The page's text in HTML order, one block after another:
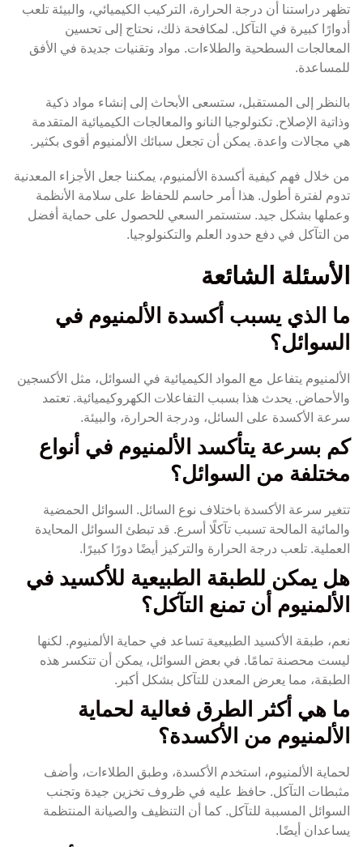
تظهر دراستنا أن درجة الحرارة، التركيب الكيميائي، والبيئة تلعب
أدوارًا كبيرة في التآكل. لمكافحة ذلك، نحتاج إلى تحسين
المعالجات السطحية والطلاءات. مواد وتقنيات جديدة في الأفق
للمساعدة.
بالنظر إلى المستقبل، ستسعى الأبحاث إلى إنشاء مواد ذكية
وذاتية الإصلاح. تكنولوجيا النانو والمعالجات الكيميائية المتقدمة
هي مجالات واعدة. يمكن أن تجعل سبائك الألمنيوم أقوى بكثير.
من خلال فهم كيفية أكسدة الألمنيوم، يمكننا جعل الأجزاء المعدنية
تدوم لفترة أطول. هذا أمر حاسم للحفاظ على سلامة الأنظمة
وعملها بشكل جيد. ستستمر السعي للحصول على حماية أفضل
من التآكل في دفع حدود العلم والتكنولوجيا.
الأسئلة الشائعة
ما الذي يسبب أكسدة الألمنيوم في
السوائل؟
الألمنيوم يتفاعل مع المواد الكيميائية في السوائل، مثل الأكسجين
والأحماض. يحدث هذا بسبب التفاعلات الكهروكيميائية. تعتمد
سرعة الأكسدة على السائل، ودرجة الحرارة، والبيئة.
كم بسرعة يتأكسد الألمنيوم في أنواع
مختلفة من السوائل؟
تتغير سرعة الأكسدة باختلاف نوع السائل. السوائل الحمضية
والمائية المالحة تسبب تآكلًا أسرع. قد تبطئ السوائل المحايدة
العملية. تلعب درجة الحرارة والتركيز أيضًا دورًا كبيرًا.
هل يمكن للطبقة الطبيعية للأكسيد في
الألمنيوم أن تمنع التآكل؟
نعم، طبقة الأكسيد الطبيعية تساعد في حماية الألمنيوم. لكنها
ليست محصنة تمامًا. في بعض السوائل، يمكن أن تتكسر هذه
الطبقة، مما يعرض المعدن للتآكل بشكل أكبر.
ما هي أكثر الطرق فعالية لحماية
الألمنيوم من الأكسدة؟
لحماية الألمنيوم، استخدم الأكسدة، وطبق الطلاءات، وأضف
مثبطات التآكل. حافظ عليه في ظروف تخزين جيدة وتجنب
السوائل المسببة للتآكل. كما أن التنظيف والصيانة المنتظمة
يساعدان أيضًا.